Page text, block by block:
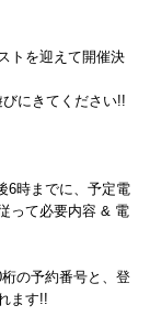
トを迎えて開催決
にきてください!!
6時までに、予定電
って必要内容 & 電
の予約番号と、登
ます!!